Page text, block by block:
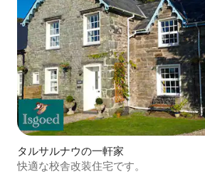
タルサルナウの一軒家
快適な校舎改装住宅です。